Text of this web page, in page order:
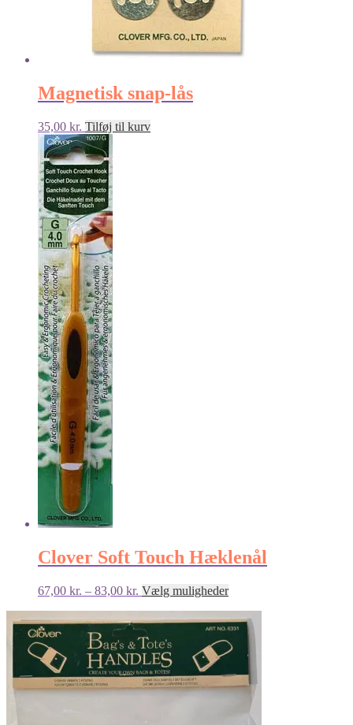
Magnetisk snap-lås
35,00 kr. Tilføj til kurv
Clover Soft Touch Hæklenål
67,00 kr. – 83,00 kr. Prisinterval:
til
83,00 kr.
Vælg mulighederDette
har
flere
varianter.
Mulighederne
kan
vælges
varesiden